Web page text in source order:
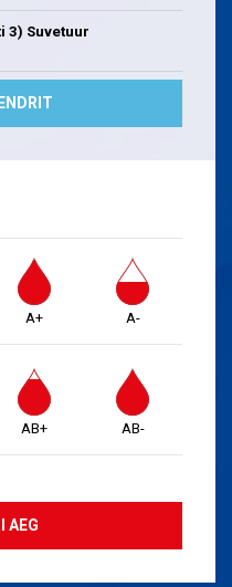
3) Suvetuur
A+ A-
AB+ AB-
AEG